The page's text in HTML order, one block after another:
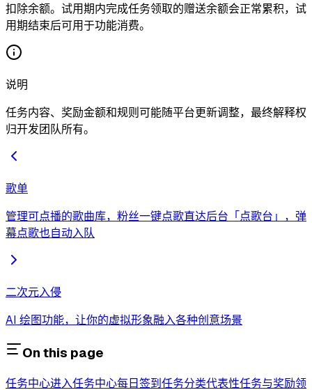
扣除余额。试用期内完成任务领取的赠送余额会正常累积，试
用期结束后可用于功能消费。
说明
任务内容、奖励金额和规则可能随平台更新调整，最终解释权
归开发团队所有。
歌单
管理可点播的歌曲库，粉丝一键点歌直达后台「点歌台」，弹
幕点歌也自动入队
二次元入侵
AI 绘图功能，让你的虚拟形象融入各种创意场景
On this page
任务中心进入任务中心每日签到任务分类代表性任务与奖励领